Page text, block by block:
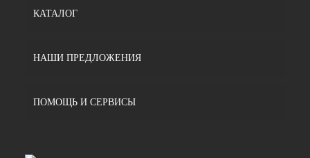
КАТАЛОГ
НАШИ ПРЕДЛОЖЕНИЯ
ПОМОЩЬ И СЕРВИСЫ